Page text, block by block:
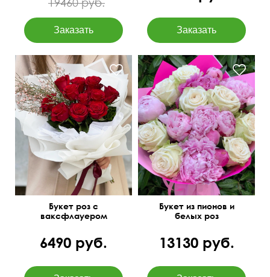
Пышная упаковка
Букет роз с
ваксфлауером
6490 руб.
Современная упаковка
Букет из пионов и
белых роз
13130 руб.